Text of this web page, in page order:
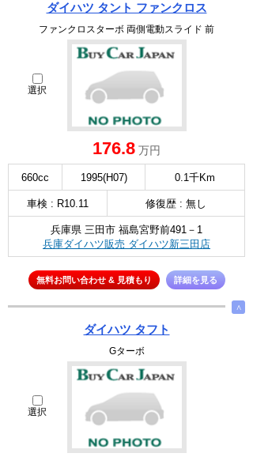
ダイハツ タント ファンクロス
ファンクロスターボ 両側電動スライド 前
選択
176.8 万円
660cc 1995(H07) 0.1千Km
車検 : R10.11 修復歴 : 無し
兵庫県 三田市 福島宮野前491－1
兵庫ダイハツ販売 ダイハツ新三田店
無料お問い合わせ & 見積もり 詳細を見る
∧
ダイハツ タフト
Gターボ
選択